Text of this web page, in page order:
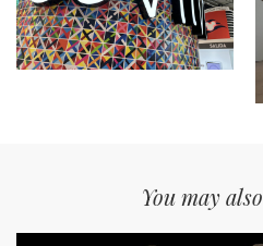
You may also